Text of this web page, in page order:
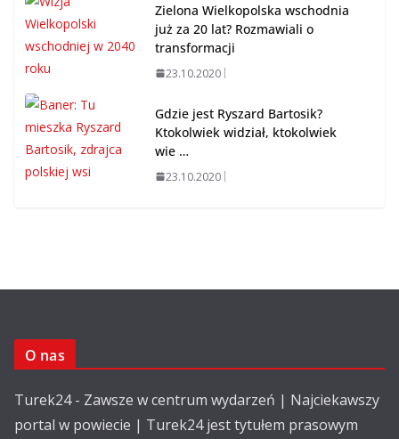
Zielona Wielkopolska wschodnia
już za 20 lat? Rozmawiali o
transformacji
23.10.2020
Gdzie jest Ryszard Bartosik?
Ktokolwiek widział, ktokolwiek
wie …
23.10.2020
O nas
Turek24 - Zawsze w centrum wydarzeń | Najciekawszy
portal w powiecie | Turek24 jest tytułem prasowym